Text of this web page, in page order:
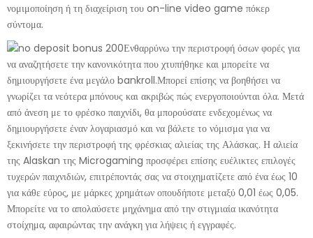
νομιμοποίηση ή τη διαχείριση του on-line video game πόκερ
σύντομα.
Ενθαρρύνω την περιστροφή όσων φορές για
να αναζητήσετε την κανονικότητα που χτυπήθηκε και μπορείτε να
δημιουργήσετε ένα μεγάλο bankroll.Μπορεί επίσης να βοηθήσει να
γνωρίζει τα νεότερα μπόνους και ακριβώς πώς ενεργοποιούνται όλα. Μετά
από άνεση με το φρέσκο ​​παιχνίδι, θα μπορούσατε ενδεχομένως να
δημιουργήσετε έναν λογαριασμό και να βάλετε το νόμισμα για να
ξεκινήσετε την περιστροφή της φρέσκιας αλιείας της Αλάσκας. Η αλιεία
της Alaskan της Microgaming προσφέρει επίσης ευέλικτες επιλογές
τυχερών παιχνιδιών, επιτρέποντάς σας να στοιχηματίζετε από ένα έως 10
για κάθε εύρος, με μάρκες χρημάτων οπουδήποτε μεταξύ 0,01 έως 0,05.
Μπορείτε να το απολαύσετε μηχάνημα από την στιγμιαία ικανότητα
στοίχημα, αφαιρώντας την ανάγκη για λήψεις ή εγγραφές.